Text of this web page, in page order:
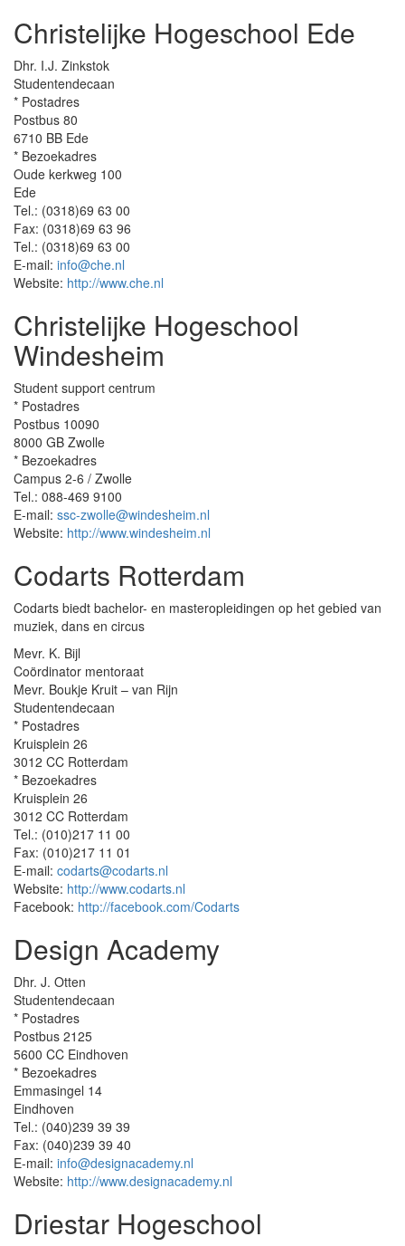
Christelijke Hogeschool Ede
Dhr. I.J. Zinkstok
Studentendecaan
* Postadres
Postbus 80
6710 BB Ede
* Bezoekadres
Oude kerkweg 100
Ede
Tel.: (0318)69 63 00
Fax: (0318)69 63 96
Tel.: (0318)69 63 00
E-mail: info@che.nl
Website: http://www.che.nl
Christelijke Hogeschool
Windesheim
Student support centrum
* Postadres
Postbus 10090
8000 GB Zwolle
* Bezoekadres
Campus 2-6 / Zwolle
Tel.: 088-469 9100
E-mail: ssc-zwolle@windesheim.nl
Website: http://www.windesheim.nl
Codarts Rotterdam
Codarts biedt bachelor- en masteropleidingen op het gebied van
muziek, dans en circus
Mevr. K. Bijl
Coördinator mentoraat
Mevr. Boukje Kruit – van Rijn
Studentendecaan
* Postadres
Kruisplein 26
3012 CC Rotterdam
* Bezoekadres
Kruisplein 26
3012 CC Rotterdam
Tel.: (010)217 11 00
Fax: (010)217 11 01
E-mail: codarts@codarts.nl
Website: http://www.codarts.nl
Facebook: http://facebook.com/Codarts
Design Academy
Dhr. J. Otten
Studentendecaan
* Postadres
Postbus 2125
5600 CC Eindhoven
* Bezoekadres
Emmasingel 14
Eindhoven
Tel.: (040)239 39 39
Fax: (040)239 39 40
E-mail: info@designacademy.nl
Website: http://www.designacademy.nl
Driestar Hogeschool